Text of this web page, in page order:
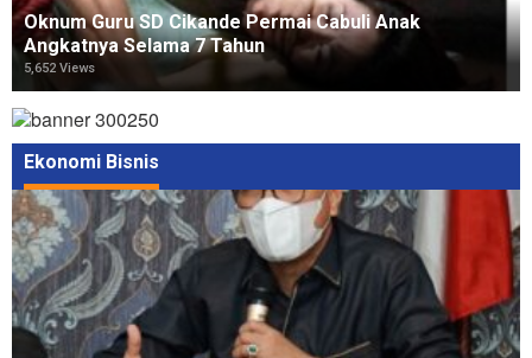
Oknum Guru SD Cikande Permai Cabuli Anak
Angkatnya Selama 7 Tahun
5,652 Views
Ekonomi Bisnis